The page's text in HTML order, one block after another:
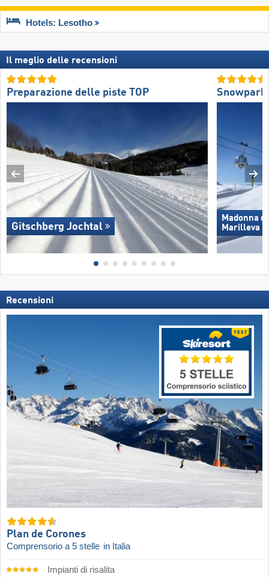
Hotels: Lesotho
Il meglio delle recensioni
Preparazione delle piste TOP
Gitschberg Jochtal
Madonna
Marilleva
Recensioni
Plan de Corones
Comprensorio a 5 stelle in Italia
Impianti di risalita